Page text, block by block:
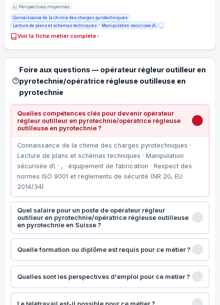
📈 Perspectives moyennes
Connaissance de la chimie des charges pyrotechniques
Lecture de plans et schémas techniques
Manipulation sécurisée d\
Voir la fiche métier complète
Foire aux questions — opérateur régleur outilleur en
pyrotechnie/opératrice régleuse outilleuse en
pyrotechnie
Quelles compétences clés pour devenir opérateur
régleur outilleur en pyrotechnie/opératrice régleuse
outilleuse en pyrotechnie ?
Connaissance de la chimie des charges pyrotechniques ·
Lecture de plans et schémas techniques · Manipulation
sécurisée d\ · , · équipement de fabrication · Respect des
normes ISO 9001 et règlements de sécurité (NR 20, EU
2014/34)
Quel salaire pour un poste de opérateur régleur
outilleur en pyrotechnie/opératrice régleuse outilleuse
en pyrotechnie en Suisse ?
Quelle formation ou diplôme est requis pour ce métier ?
Quelles sont les perspectives d'emploi pour ce métier ?